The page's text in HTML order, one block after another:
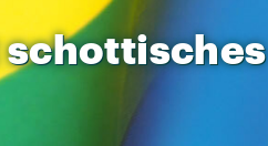
schottisches